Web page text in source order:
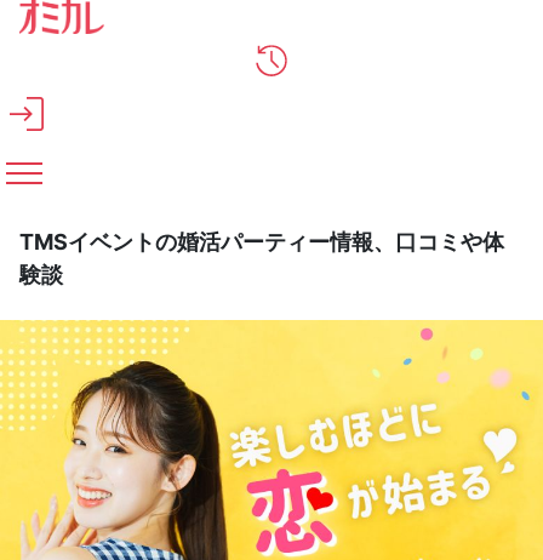
メインコンテンツへスキップ
TMSイベントの婚活パーティー情報、口コミや体
験談